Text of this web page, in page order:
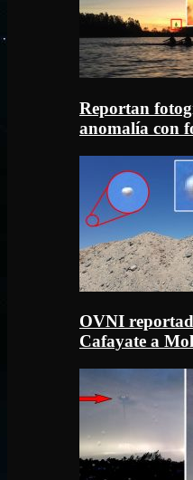
Reportan
anomalía con
OVNI
Cafayate a